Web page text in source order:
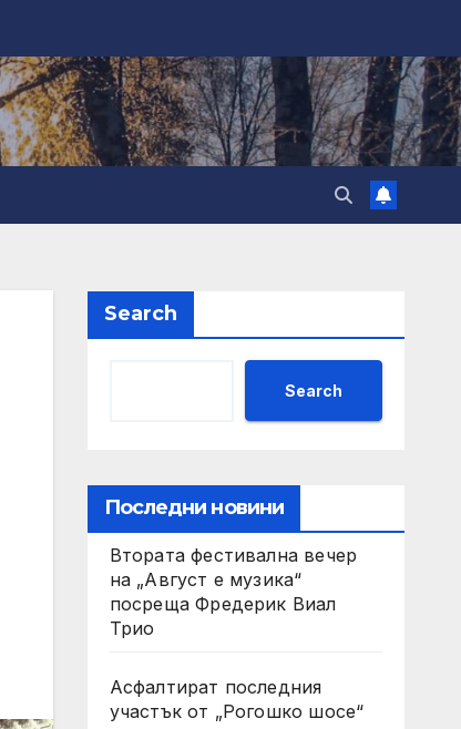
Search
Search
Последни новини
Втората фестивална вечер
на „Август е музика“
посреща Фредерик Виал
Трио
Асфалтират последния
участък от „Рогошко шосе“